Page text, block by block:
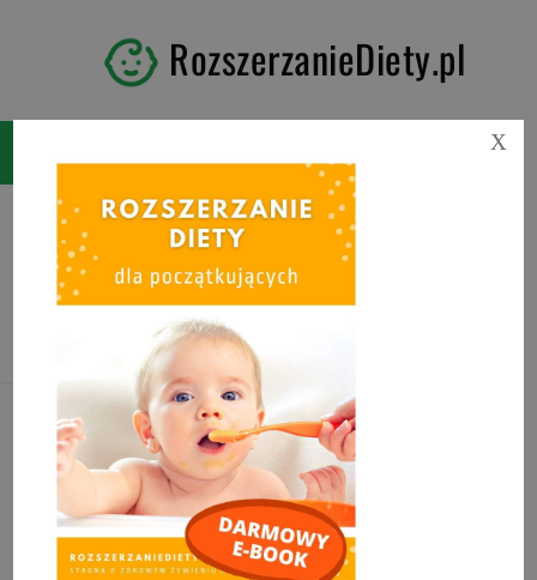
RozszerzanieDiety.pl
Tag:objawy ząbkowania u
niemowlaka
X